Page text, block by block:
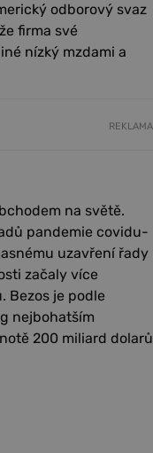
odborový svaz
firma své
nízký mzdami a
REKLAMA
na světě.
pandemie covidu-
uzavření řady
začaly více
Bezos je podle
nejbohatším
200 miliard dolarů